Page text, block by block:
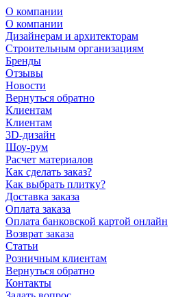
О компании
О компании
Дизайнерам и архитекторам
Строительным организациям
Бренды
Отзывы
Новости
Вернуться обратно
Клиентам
Клиентам
3D-дизайн
Шоу-рум
Расчет материалов
Как сделать заказ?
Как выбрать плитку?
Доставка заказа
Оплата заказа
Оплата банковской картой онлайн
Возврат заказа
Статьи
Розничным клиентам
Вернуться обратно
Контакты